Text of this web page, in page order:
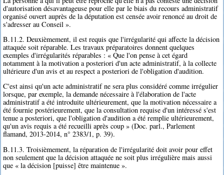
d'autorisation désavantageuse pour elle par le biais du recours administratif
organisé ouvert auprès de la députation est censée avoir renoncé au droit de
s'adresser au Conseil ».
B.11.2. Deuxièmement, il est requis que l'irrégularité qui affecte la décision
attaquée soit réparable. Les travaux préparatoires donnent quelques
exemples d'irrégularités réparables : « Que l'on pense à cet égard
notamment à la motivation a posteriori d'un acte administratif, à la collecte
ultérieure d'un avis et au respect a posteriori de l'obligation d'audition.
C'est ainsi qu'un acte administratif ne sera plus considéré comme irrégulier
lorsque, par exemple, la demande nécessaire à l'élaboration de l'acte
administratif a été introduite ultérieurement, que la motivation nécessaire a
été fournie postérieurement, que la consultation requise d'un intéressé s'est
tenue a posteriori, que l'obligation d'audition a été remplie ultérieurement,
qu'un avis requis a été recueilli après coup » (Doc. parl., Parlement
flamand, 2013-2014, n° 2383/1, p. 39).
B.11.3. Troisièmement, la réparation de l'irrégularité doit avoir pour effet
non seulement que la décision attaquée ne soit plus irrégulière mais aussi
que « la décision [puisse] être maintenue ».